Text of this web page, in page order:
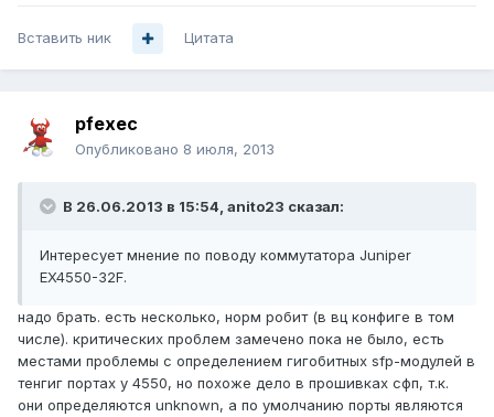
Вставить ник Цитата
pfexec
Опубликовано 8 июля, 2013
В 26.06.2013 в 15:54, anito23 сказал:
Интересует мнение по поводу коммутатора Juniper
EX4550-32F.
надо брать. есть несколько, норм робит (в вц конфиге в том
числе). критических проблем замечено пока не было, есть
местами проблемы с определением гигобитных sfp-модулей в
тенгиг портах у 4550, но похоже дело в прошивках сфп, т.к.
они определяются unknown, а по умолчанию порты являются